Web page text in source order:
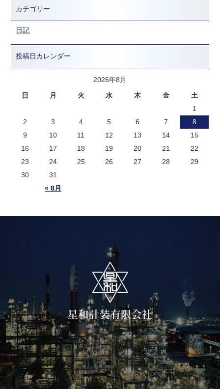
カテゴリー
日記
投稿日カレンダー
2026年8月
日
月 火 水 木 金 土
« 8月
1
2
3 4 5 6 7
8
9
10 11 12 13 14
15
16
17 18 19 20 21
22
23
24 25 26 27 28
29
30
31